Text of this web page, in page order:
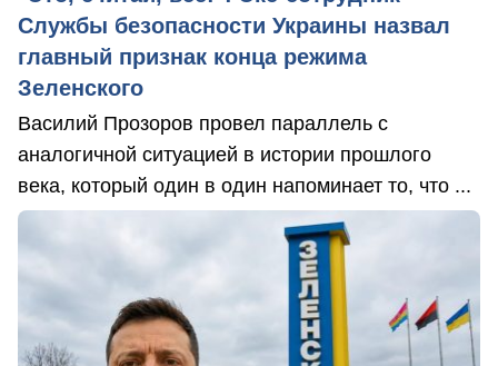
Службы безопасности Украины назвал
главный признак конца режима
Зеленского
Василий Прозоров провел параллель с
аналогичной ситуацией в истории прошлого
века, который один в один напоминает то, что ...